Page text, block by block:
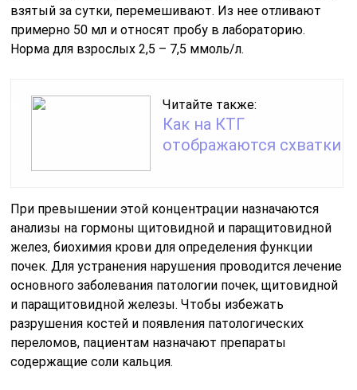
взятый за сутки, перемешивают. Из нее отливают
примерно 50 мл и относят пробу в лабораторию.
Норма для взрослых 2,5 – 7,5 ммоль/л.
Читайте также:
Как на КТГ
отображаются схватки
При превышении этой концентрации назначаются
анализы на гормоны щитовидной и паращитовидной
желез, биохимия крови для определения функции
почек. Для устранения нарушения проводится лечение
основного заболевания патологии почек, щитовидной
и паращитовидной железы. Чтобы избежать
разрушения костей и появления патологических
переломов, пациентам назначают препараты
содержащие соли кальция.